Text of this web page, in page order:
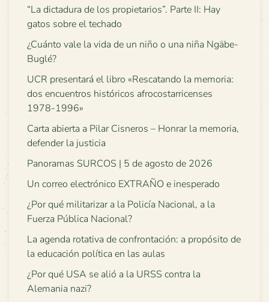
“La dictadura de los propietarios”. Parte II: Hay
gatos sobre el techado
¿Cuánto vale la vida de un niño o una niña Ngäbe-
Buglé?
UCR presentará el libro «Rescatando la memoria:
dos encuentros históricos afrocostarricenses
1978-1996»
Carta abierta a Pilar Cisneros – Honrar la memoria,
defender la justicia
Panoramas SURCOS | 5 de agosto de 2026
Un correo electrónico EXTRAÑO e inesperado
¿Por qué militarizar a la Policía Nacional, a la
Fuerza Pública Nacional?
La agenda rotativa de confrontación: a propósito de
la educación política en las aulas
¿Por qué USA se alió a la URSS contra la
Alemania nazi?